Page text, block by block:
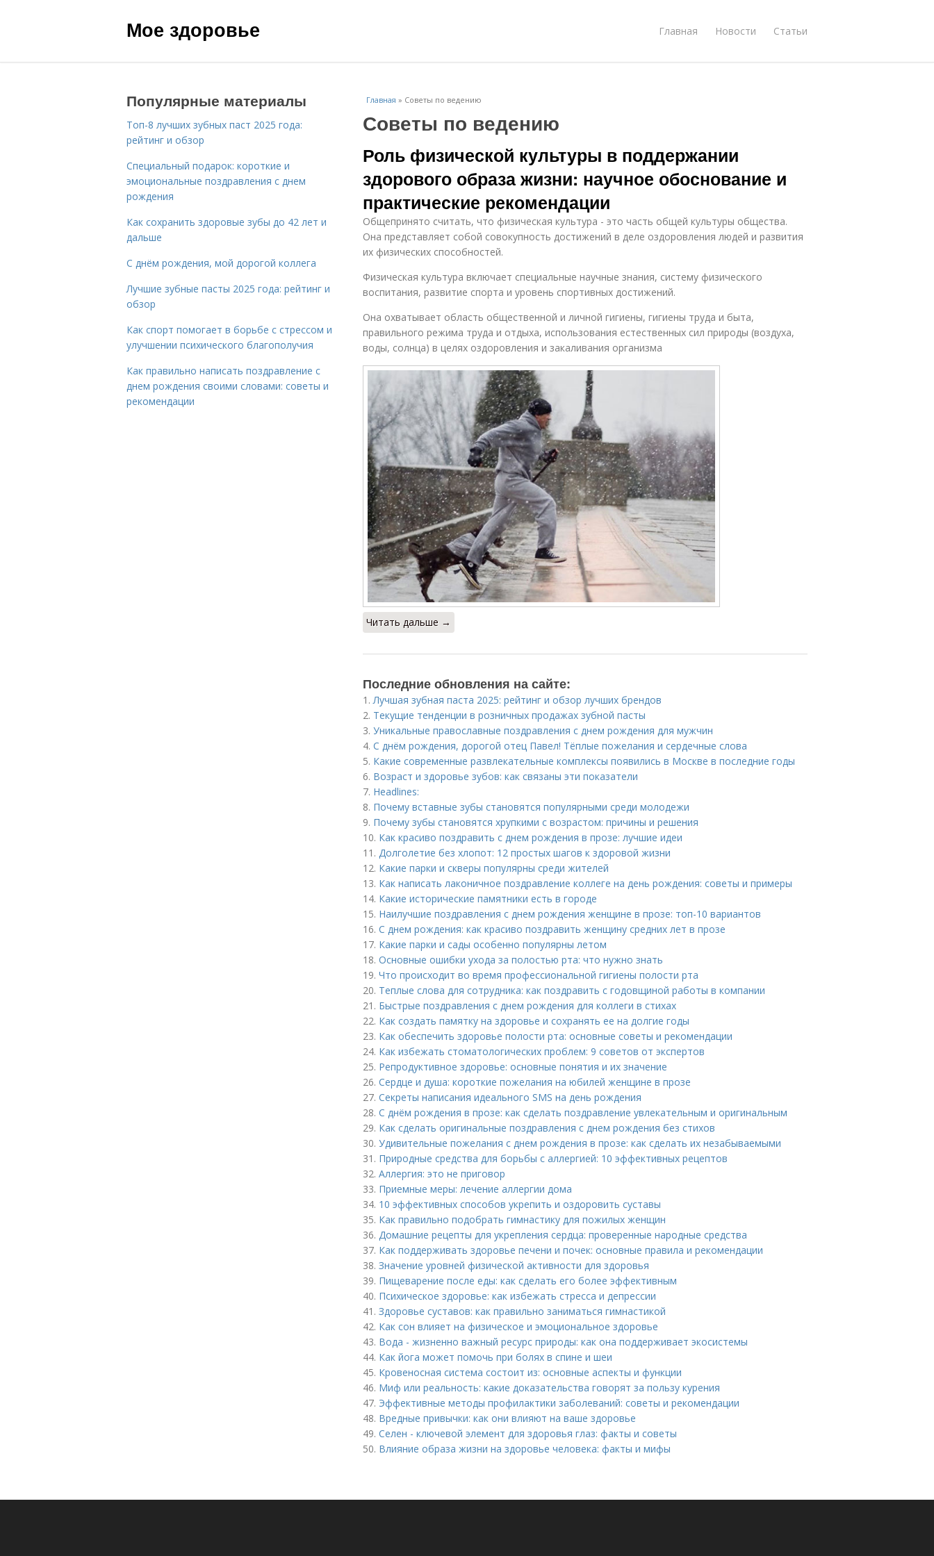
Мое здоровье Главная Новости Статьи
Главная » Советы по ведению
Советы по ведению
Роль физической культуры в поддержании
здорового образа жизни: научное обоснование и
практические рекомендации
Общепринято считать, что физическая культура - это часть общей культуры общества.
Она представляет собой совокупность достижений в деле оздоровления людей и развития
их физических способностей.
Физическая культура включает специальные научные знания, систему физического
воспитания, развитие спорта и уровень спортивных достижений.
Она охватывает область общественной и личной гигиены, гигиены труда и быта,
правильного режима труда и отдыха, использования естественных сил природы (воздуха,
воды, солнца) в целях оздоровления и закаливания организма
Читать дальше →
Последние обновления на сайте:
1.Лучшая зубная паста 2025: рейтинг и обзор лучших брендов
2. Текущие тенденции в розничных продажах зубной пасты
3. Уникальные православные поздравления с днем рождения для мужчин
4. С днём рождения, дорогой отец Павел! Тёплые пожелания и сердечные слова
5. Какие современные развлекательные комплексы появились в Москве в последние годы
6. Возраст и здоровье зубов: как связаны эти показатели
7. Headlines:
8. Почему вставные зубы становятся популярными среди молодежи
9. Почему зубы становятся хрупкими с возрастом: причины и решения
10. Как красиво поздравить с днем рождения в прозе: лучшие идеи
11. Долголетие без хлопот: 12 простых шагов к здоровой жизни
12. Какие парки и скверы популярны среди жителей
13. Как написать лаконичное поздравление коллеге на день рождения: советы и примеры
14. Какие исторические памятники есть в городе
15. Наилучшие поздравления с днем рождения женщине в прозе: топ-10 вариантов
16. С днем рождения: как красиво поздравить женщину средних лет в прозе
17. Какие парки и сады особенно популярны летом
18. Основные ошибки ухода за полостью рта: что нужно знать
19. Что происходит во время профессиональной гигиены полости рта
20. Теплые слова для сотрудника: как поздравить с годовщиной работы в компании
21. Быстрые поздравления с днем рождения для коллеги в стихах
22. Как создать памятку на здоровье и сохранять ее на долгие годы
23. Как обеспечить здоровье полости рта: основные советы и рекомендации
24. Как избежать стоматологических проблем: 9 советов от экспертов
25. Репродуктивное здоровье: основные понятия и их значение
26. Сердце и душа: короткие пожелания на юбилей женщине в прозе
27. Секреты написания идеального SMS на день рождения
28. С днём рождения в прозе: как сделать поздравление увлекательным и оригинальным
29. Как сделать оригинальные поздравления с днем рождения без стихов
30. Удивительные пожелания с днем рождения в прозе: как сделать их незабываемыми
31. Природные средства для борьбы с аллергией: 10 эффективных рецептов
32. Аллергия: это не приговор
33. Приемные меры: лечение аллергии дома
34. 10 эффективных способов укрепить и оздоровить суставы
35. Как правильно подобрать гимнастику для пожилых женщин
36. Домашние рецепты для укрепления сердца: проверенные народные средства
37. Как поддерживать здоровье печени и почек: основные правила и рекомендации
38. Значение уровней физической активности для здоровья
39. Пищеварение после еды: как сделать его более эффективным
40. Психическое здоровье: как избежать стресса и депрессии
41. Здоровье суставов: как правильно заниматься гимнастикой
42. Как сон влияет на физическое и эмоциональное здоровье
43. Вода - жизненно важный ресурс природы: как она поддерживает экосистемы
44. Как йога может помочь при болях в спине и шеи
45. Кровеносная система состоит из: основные аспекты и функции
46. Миф или реальность: какие доказательства говорят за пользу курения
47. Эффективные методы профилактики заболеваний: советы и рекомендации
48. Вредные привычки: как они влияют на ваше здоровье
49. Селен - ключевой элемент для здоровья глаз: факты и советы
50. Влияние образа жизни на здоровье человека: факты и мифы
Популярные материалы
Топ-8 лучших зубных паст 2025 года:
рейтинг и обзор
Специальный подарок: короткие и
эмоциональные поздравления с днем
рождения
Как сохранить здоровые зубы до 42 лет и
дальше
С днём рождения, мой дорогой коллега
Лучшие зубные пасты 2025 года: рейтинг и
обзор
Как спорт помогает в борьбе с стрессом и
улучшении психического благополучия
Как правильно написать поздравление с
днем рождения своими словами: советы и
рекомендации